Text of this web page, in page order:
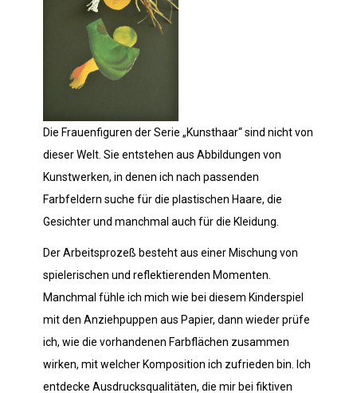
Die Frauenfiguren der Serie „Kunsthaar“ sind nicht von
dieser Welt. Sie entstehen aus Abbildungen von
Kunstwerken, in denen ich nach passenden
Farbfeldern suche für die plastischen Haare, die
Gesichter und manchmal auch für die Kleidung.
Der Arbeitsprozeß besteht aus einer Mischung von
spielerischen und reflektierenden Momenten.
Manchmal fühle ich mich wie bei diesem Kinderspiel
mit den Anziehpuppen aus Papier, dann wieder prüfe
ich, wie die vorhandenen Farbflächen zusammen
wirken, mit welcher Komposition ich zufrieden bin. Ich
entdecke Ausdrucksqualitäten, die mir bei fiktiven